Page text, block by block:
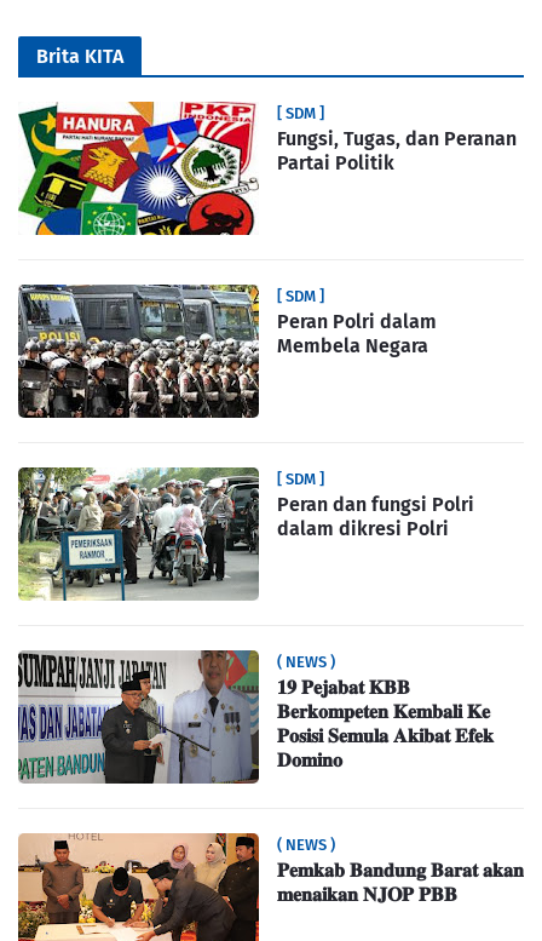
Brita KITA
[ SDM ]
Fungsi, Tugas, dan Peranan
Partai Politik
[ SDM ]
Peran Polri dalam
Membela Negara
[ SDM ]
Peran dan fungsi Polri
dalam dikresi Polri
( NEWS )
𝟏𝟗 𝐏𝐞𝐣𝐚𝐛𝐚𝐭 𝐊𝐁𝐁
𝐁𝐞𝐫𝐤𝐨𝐦𝐩𝐞𝐭𝐞𝐧 𝐊𝐞𝐦𝐛𝐚𝐥𝐢 𝐊𝐞
𝐏𝐨𝐬𝐢𝐬𝐢 𝐒𝐞𝐦𝐮𝐥𝐚 𝐀𝐤𝐢𝐛𝐚𝐭 𝐄𝐟𝐞𝐤
𝐃𝐨𝐦𝐢𝐧𝐨
( NEWS )
𝐏𝐞𝐦𝐤𝐚𝐛 𝐁𝐚𝐧𝐝𝐮𝐧𝐠 𝐁𝐚𝐫𝐚𝐭 𝐚𝐤𝐚𝐧
𝐦𝐞𝐧𝐚𝐢𝐤𝐚𝐧 𝐍𝐉𝐎𝐏 𝐏𝐁𝐁